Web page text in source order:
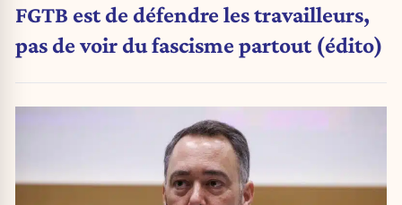
FGTB est de défendre les travailleurs,
pas de voir du fascisme partout (édito)